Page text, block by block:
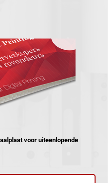
voor uiteenlopende